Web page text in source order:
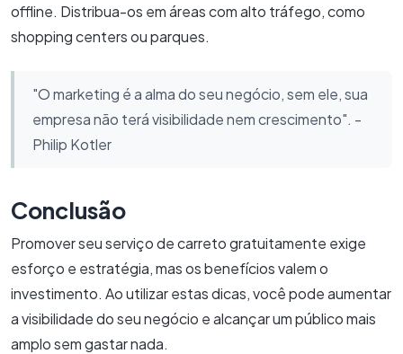
offline. Distribua-os em áreas com alto tráfego, como
shopping centers ou parques.
"O marketing é a alma do seu negócio, sem ele, sua
empresa não terá visibilidade nem crescimento". -
Philip Kotler
Conclusão
Promover seu serviço de carreto gratuitamente exige
esforço e estratégia, mas os benefícios valem o
investimento. Ao utilizar estas dicas, você pode aumentar
a visibilidade do seu negócio e alcançar um público mais
amplo sem gastar nada.